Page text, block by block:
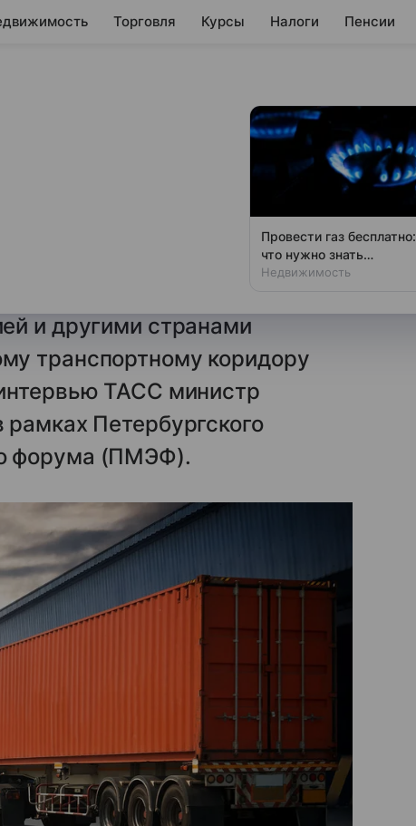
Торговля Курсы Налоги Пенсии
соглашения с
по перевозкам
и другими странами
транспортному коридору
ТАСС министр
Петербургского
форума (ПМЭФ).
Провести газ бесплатно:
что нужно знать
владельцам дач
Недвижимость